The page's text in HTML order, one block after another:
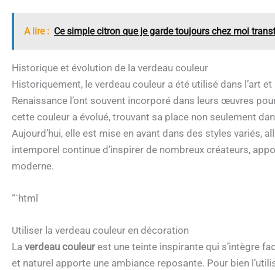
A lire : Ce simple citron que je garde toujours chez moi
Historique et évolution de la verdeau couleur
Historiquement, le verdeau couleur a été utilisé dans l’art
Renaissance l’ont souvent incorporé dans leurs œuvres
cette couleur a évolué, trouvant sa place non seulement
Aujourd’hui, elle est mise en avant dans des styles variés,
intemporel continue d’inspirer de nombreux créateurs,
moderne.
“`html
Utiliser la verdeau couleur en décoration
La verdeau couleurest une teinte inspirante qui s’intègre
et naturel apporte une ambiance reposante. Pour bien